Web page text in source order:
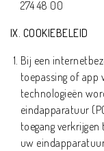
274 48 00
IX. COOKIEBELEID
Bij een
toepassing of app
technologieën
eindapparatuur
toegang
uw